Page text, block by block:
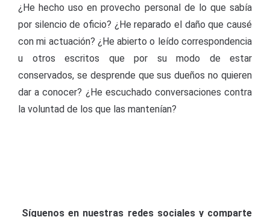
¿He hecho uso en provecho personal de lo que sabía
por silencio de oficio? ¿He reparado el daño que causé
con mi actuación? ¿He abierto o leído correspondencia
u otros escritos que por su modo de estar
conservados, se desprende que sus dueños no quieren
dar a conocer? ¿He escuchado conversaciones contra
la voluntad de los que las mantenían?
Síguenos en nuestras redes sociales y comparte